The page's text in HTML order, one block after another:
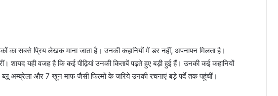
का सबसे प्रिय लेखक माना जाता है। उनकी कहानियों में डर नहीं, अपनापन मिलता है।
शायद यही वजह है कि कई पीढ़ियां उनकी किताबें पढ़ते हुए बड़ी हुई हैं। उनकी कई कहानियों
अम्ब्रेला और 7 खून माफ जैसी फिल्मों के जरिये उनकी रचनाएं बड़े पर्दे तक पहुंचीं।